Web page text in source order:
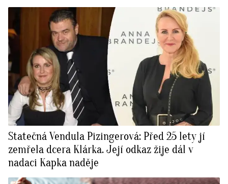
Statečná Vendula Pizingerová: Před 25 lety jí
zemřela dcera Klárka. Její odkaz žije dál v
nadaci Kapka naděje